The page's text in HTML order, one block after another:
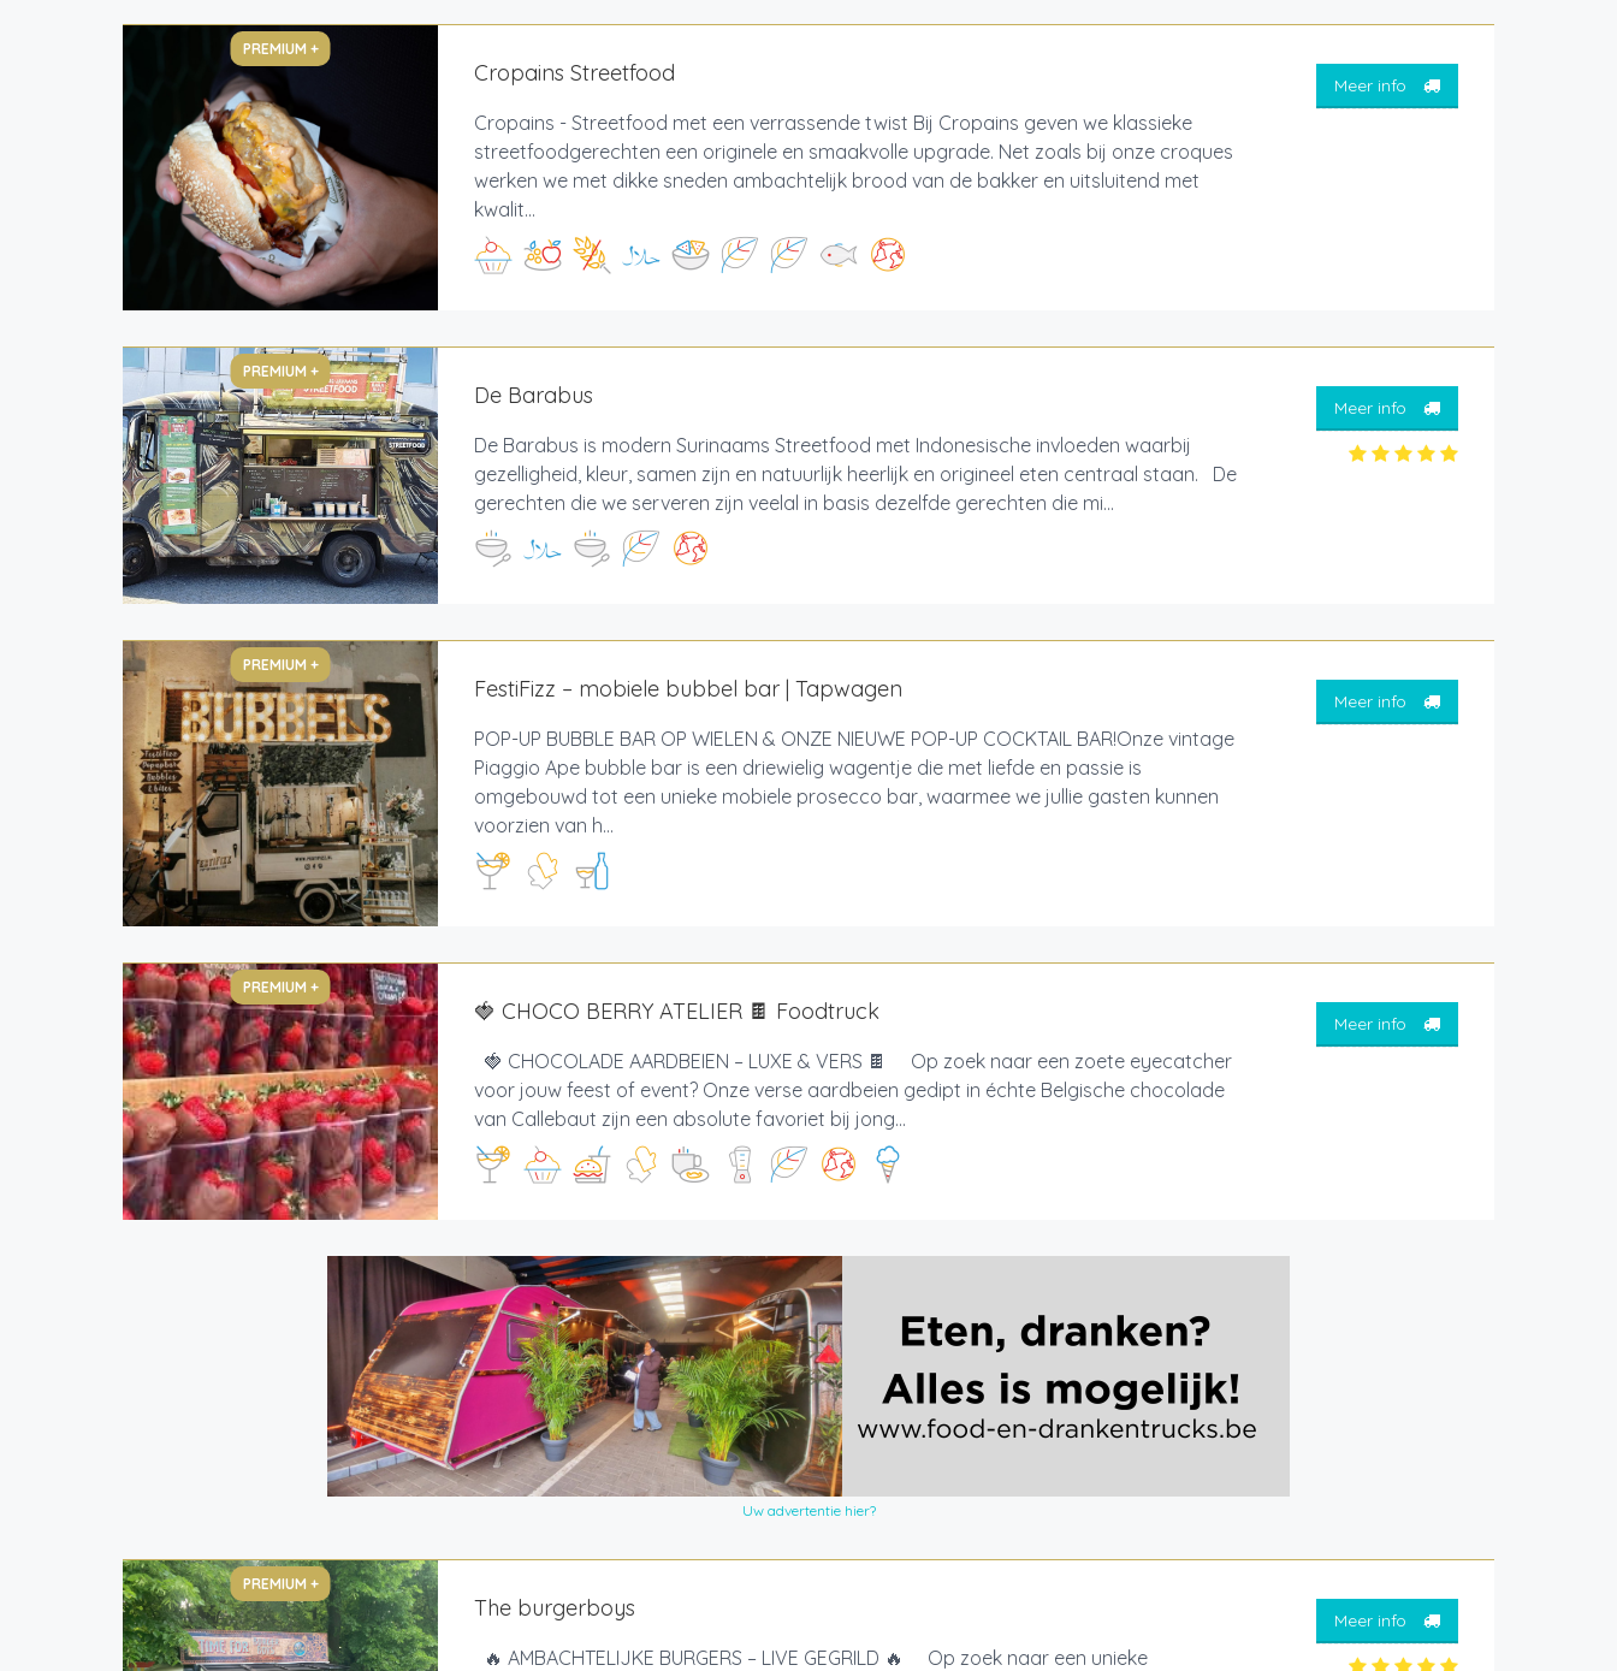
PREMIUM +
Cropains Streetfood
Cropains - Streetfood met een verrassende twist Bij Cropains geven we klassieke
streetfoodgerechten een originele en smaakvolle upgrade. Net zoals bij onze croques
werken we met dikke sneden ambachtelijk brood van de bakker en uitsluitend met
kwalit...
Meer info
PREMIUM +
De Barabus
De Barabus is modern Surinaams Streetfood met Indonesische invloeden waarbij
gezelligheid, kleur, samen zijn en natuurlijk heerlijk en origineel eten centraal staan. De
gerechten die we serveren zijn veelal in basis dezelfde gerechten die mi...
Meer info
PREMIUM +
FestiFizz – mobiele bubbel bar | Tapwagen
POP-UP BUBBLE BAR OP WIELEN & ONZE NIEUWE POP-UP COCKTAIL BAR!Onze vintage
Piaggio Ape bubble bar is een driewielig wagentje die met liefde en passie is
omgebouwd tot een unieke mobiele prosecco bar, waarmee we jullie gasten kunnen
voorzien van h...
Meer info
PREMIUM +
🍓 CHOCO BERRY ATELIER 🍫 Foodtruck
🍓 CHOCOLADE AARDBEIEN – LUXE & VERS 🍫 Op zoek naar een zoete eyecatcher
voor jouw feest of event? Onze verse aardbeien gedipt in échte Belgische chocolade
van Callebaut zijn een absolute favoriet bij jong...
Meer info
Uw advertentie hier?
PREMIUM +
The burgerboys
🔥 AMBACHTELIJKE BURGERS – LIVE GEGRILD 🔥 Op zoek naar een unieke
Meer info